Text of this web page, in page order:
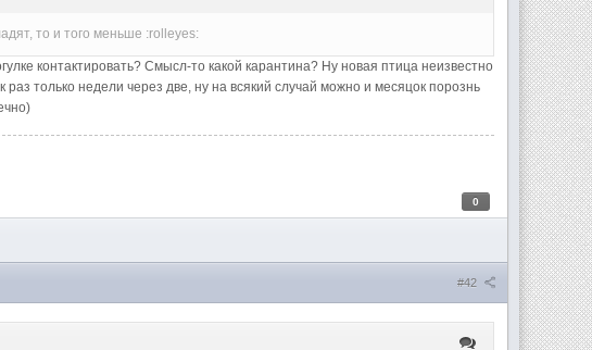
то и того меньше :rolleyes:
контактировать? Смысл-то какой карантина? Ну новая птица неизвестно
только недели через две, ну на всякий случай можно и месяцок порознь
0
#42